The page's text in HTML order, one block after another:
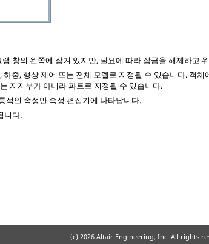
창의 왼쪽에 잠겨 있지만, 필요에 따라 잠금을 해제하고
중, 형상 제어 또는 전체 모델로 지정될 수 있습니다. 객
지지부가 아니라 파트로 지정될 수 있습니다.
적인 속성만 속성 편집기에 나타납니다.
니다.
(c)2026 Altair Engineering, Inc. All rights